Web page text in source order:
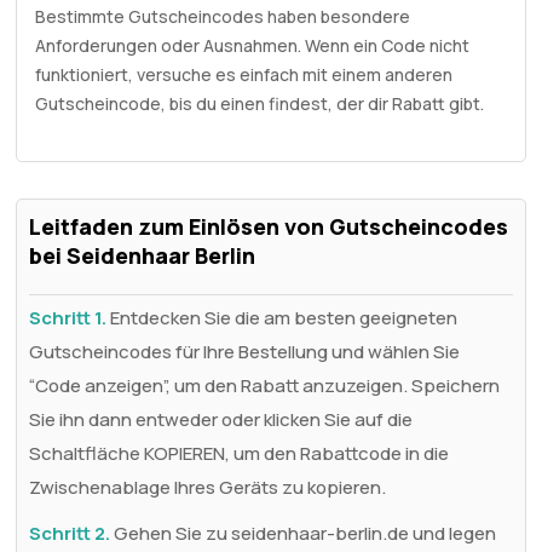
Bestimmte Gutscheincodes haben besondere
Anforderungen oder Ausnahmen. Wenn ein Code nicht
funktioniert, versuche es einfach mit einem anderen
Gutscheincode, bis du einen findest, der dir Rabatt gibt.
Leitfaden zum Einlösen von Gutscheincodes
bei Seidenhaar Berlin
Schritt 1.Entdecken Sie die am besten geeigneten
Gutscheincodes für Ihre Bestellung und wählen Sie
“Code anzeigen”, um den Rabatt anzuzeigen. Speichern
Sie ihn dann entweder oder klicken Sie auf die
Schaltfläche KOPIEREN, um den Rabattcode in die
Zwischenablage Ihres Geräts zu kopieren.
Schritt 2.Gehen Sie zu seidenhaar-berlin.de und legen